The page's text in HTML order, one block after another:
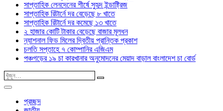
সাপ্তাহিক লেনদেনের শীর্ষে সুহৃদ ইন্ডাষ্ট্রিজ
সাপ্তাহিক রিটার্নে দর বেড়েছে ৮ খাতে
সাপ্তাহিক রিটার্নে দর কমেছে ১৩ খাতে
২ হাজার কোটি টাকার বেড়েছে বাজার মূলধন
ন্যাশনাল ফিড মিলের দ্বিতীয় প্রান্তিক প্রকাশ
চলতি সপ্তাহে ৭ কোম্পানির এজিএম
পঞ্চগড়ের ১৯ চা কারখানার অনুমোদনের মেয়াদ বাড়াল বাংলাদেশ চা বোর্ড
প্রচ্ছদ